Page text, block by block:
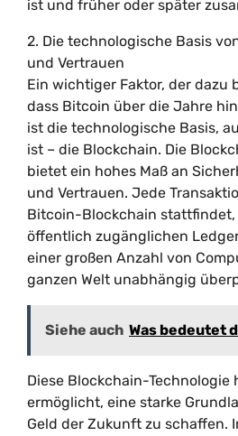
ist und früher oder später
2. Die technologische Basis
und Vertrauen
Ein wichtiger Faktor, der dazu
dass Bitcoin über die Jahre
ist die technologische Basis,
ist – die Blockchain. Die
bietet ein hohes Maß an
und Vertrauen. Jede
Bitcoin-Blockchain
öffentlich zugänglichen
einer großen Anzahl von
ganzen Welt unabhängig
Siehe auch Was bedeutet
Diese Blockchain-Technologie
ermöglicht, eine starke
Geld der Zukunft zu schaffen.